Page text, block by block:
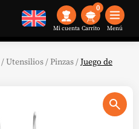
Mi cuenta
0
Menú
/ Utensilios /Pinzas /Juego de